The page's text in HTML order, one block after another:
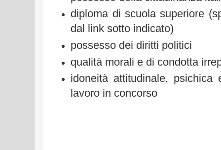
diploma di scuola superiore
dal link sotto indicato)
possesso dei diritti politici
qualità morali e di condotta
idoneità attitudinale,
lavoro in concorso